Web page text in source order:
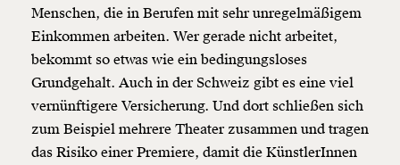
Menschen, die in Berufen mit sehr unregelmäßigem
Einkommen arbeiten. Wer gerade nicht arbeitet,
bekommt so etwas wie ein bedingungsloses
Grundgehalt. Auch in der Schweiz gibt es eine viel
vernünftigere Versicherung. Und dort schließen sich
zum Beispiel mehrere Theater zusammen und tragen
das Risiko einer Premiere, damit die KünstlerInnen